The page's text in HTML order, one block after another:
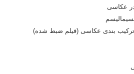
عکاسی
ترکیب بندی عکاسی (فیلم ضبط شده)